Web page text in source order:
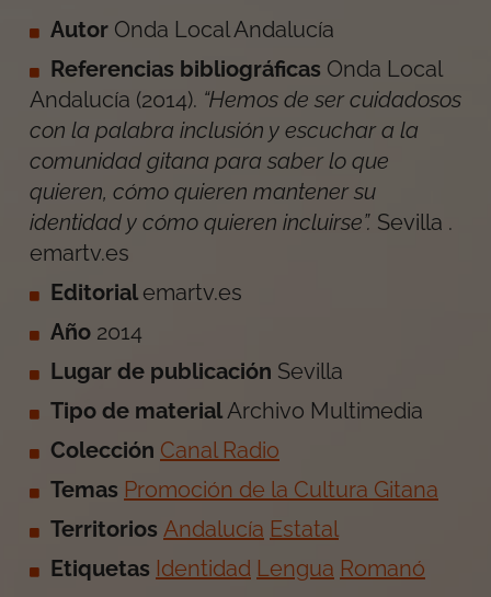
Autor Onda Local Andalucía
Referencias bibliográficas Onda Local
Andalucía (2014). “Hemos de ser cuidadosos
con la palabra inclusión y escuchar a la
comunidad gitana para saber lo que
quieren, cómo quieren mantener su
identidad y cómo quieren incluirse”. Sevilla .
emartv.es
Editorial emartv.es
Año 2014
Lugar de publicación Sevilla
Tipo de material Archivo Multimedia
Colección Canal Radio
Temas Promoción de la Cultura Gitana
Territorios Andalucía Estatal
Etiquetas Identidad Lengua Romanó